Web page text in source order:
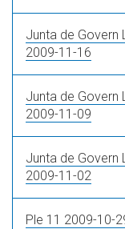
Junta de Govern
2009-11-16
Junta de Govern
2009-11-09
Junta de Govern
2009-11-02
Ple 11 2009-10-